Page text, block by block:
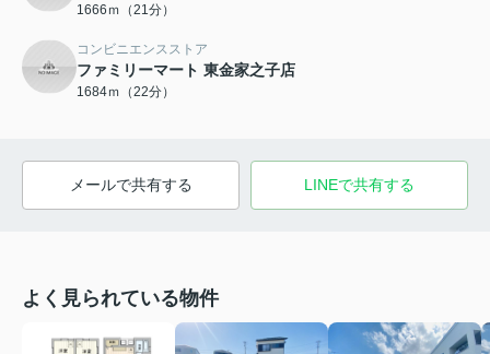
1666ｍ（21分）
コンビニエンスストア
ファミリーマート 東金家之子店
1684ｍ（22分）
メールで共有する LINEで共有する
よく見られている物件